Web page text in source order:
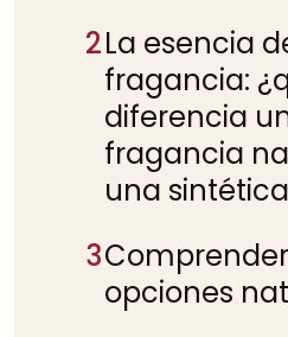
2La esencia
fragancia:
diferencia
fragancia
una
3
opciones